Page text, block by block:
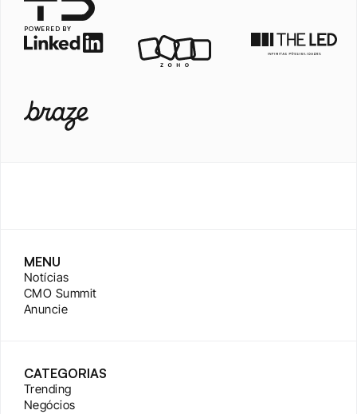
POWERED BY
MENU
Notícias
CMO Summit
Anuncie
CATEGORIAS
Trending
Negócios